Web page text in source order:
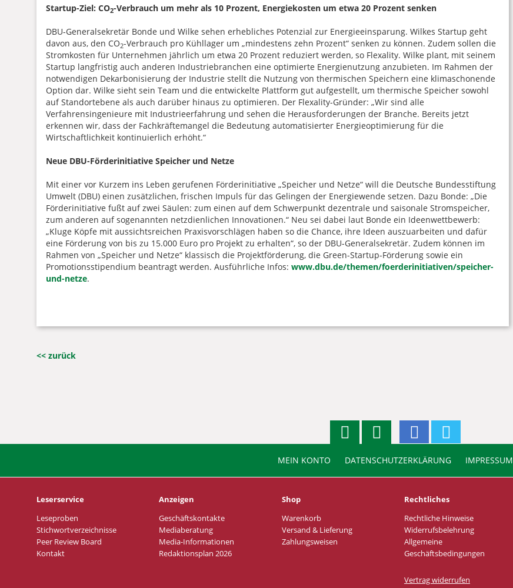
Startup-Ziel: CO2-Verbrauch um mehr als 10 Prozent, Energiekosten um etwa 20 Prozent senken
DBU-Generalsekretär Bonde und Wilke sehen erhebliches Potenzial zur Energieeinsparung. Wilkes Startup geht
davon aus, den CO2-Verbrauch pro Kühllager um „mindestens zehn Prozent“ senken zu können. Zudem sollen die
Stromkosten für Unternehmen jährlich um etwa 20 Prozent reduziert werden, so Flexality. Wilke plant, mit seinem
Startup langfristig auch anderen Industriebranchen eine optimierte Energienutzung anzubieten. Im Rahmen der
notwendigen Dekarbonisierung der Industrie stellt die Nutzung von thermischen Speichern eine klimaschonende
Option dar. Wilke sieht sein Team und die entwickelte Plattform gut aufgestellt, um thermische Speicher sowohl
auf Standortebene als auch darüber hinaus zu optimieren. Der Flexality-Gründer: „Wir sind alle
Verfahrensingenieure mit Industrieerfahrung und sehen die Herausforderungen der Branche. Bereits jetzt
erkennen wir, dass der Fachkräftemangel die Bedeutung automatisierter Energieoptimierung für die
Wirtschaftlichkeit kontinuierlich erhöht.“
Neue DBU-Förderinitiative Speicher und Netze
Mit einer vor Kurzem ins Leben gerufenen Förderinitiative „Speicher und Netze“ will die Deutsche Bundesstiftung
Umwelt (DBU) einen zusätzlichen, frischen Impuls für das Gelingen der Energiewende setzen. Dazu Bonde: „Die
Förderinitiative fußt auf zwei Säulen: zum einen auf dem Schwerpunkt dezentrale und saisonale Stromspeicher,
zum anderen auf sogenannten netzdienlichen Innovationen.“ Neu sei dabei laut Bonde ein Ideenwettbewerb:
„Kluge Köpfe mit aussichtsreichen Praxisvorschlägen haben so die Chance, ihre Ideen auszuarbeiten und dafür
eine Förderung von bis zu 15.000 Euro pro Projekt zu erhalten“, so der DBU-Generalsekretär. Zudem können im
Rahmen von „Speicher und Netze“ klassisch die Projektförderung, die Green-Startup-Förderung sowie ein
Promotionsstipendium beantragt werden. Ausführliche Infos: www.dbu.de/themen/foerderinitiativen/speicher-
und-netze.
<< zurück
MEIN KONTO DATENSCHUTZERKLÄRUNG IMPRESSUM
Leserservice
Leseproben
Stichwortverzeichnisse
Peer Review Board
Kontakt
Anzeigen
Geschäftskontakte
Mediaberatung
Media-Informationen
Redaktionsplan 2026
Shop
Warenkorb
Versand & Lieferung
Zahlungsweisen
Rechtliches
Rechtliche Hinweise
Widerrufsbelehrung
Allgemeine
Geschäftsbedingungen
Vertrag widerrufen